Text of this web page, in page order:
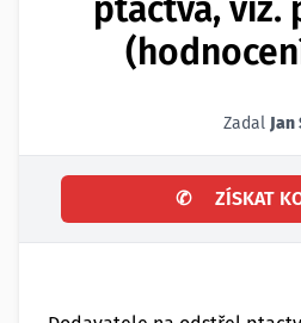
ptactva, viz.
Zadal Jan
✆ ZÍSKAT